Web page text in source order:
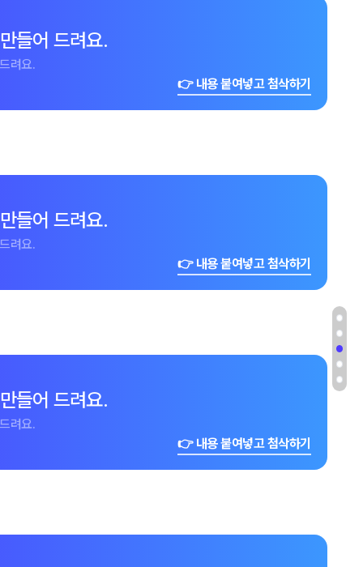
들어 드려요.
려요.
👉 내용 붙여넣고 첨삭하기
들어 드려요.
려요.
👉 내용 붙여넣고 첨삭하기
들어 드려요.
려요.
👉 내용 붙여넣고 첨삭하기